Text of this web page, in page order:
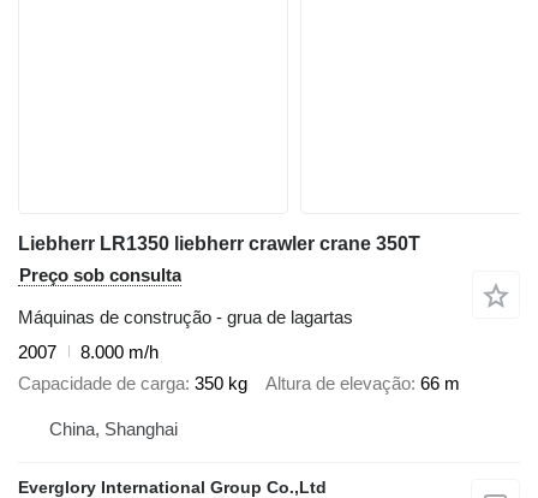
Liebherr LR1350 liebherr crawler crane 350T
Preço sob consulta
Máquinas de construção - grua de lagartas
2007
8.000 m/h
Capacidade de carga 350 kg Altura de elevação 66 m
China, Shanghai
Everglory International Group Co.,Ltd